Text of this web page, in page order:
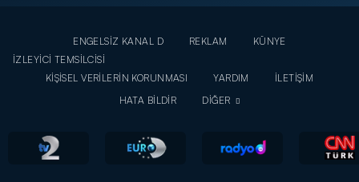
ENGELSİZ KANAL D REKLAM
KÜNYE
İZLEYİCİ TEMSİLCİSİ
KİŞİSEL VERİLERİN KORUNMASI
YARDIM
İLETİŞİM
HATA BİLDİR
DİĞER